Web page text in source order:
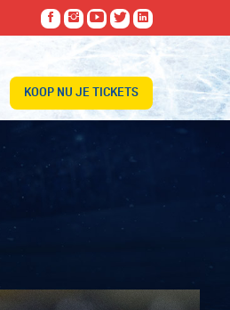
KOOP NU JE TICKETS